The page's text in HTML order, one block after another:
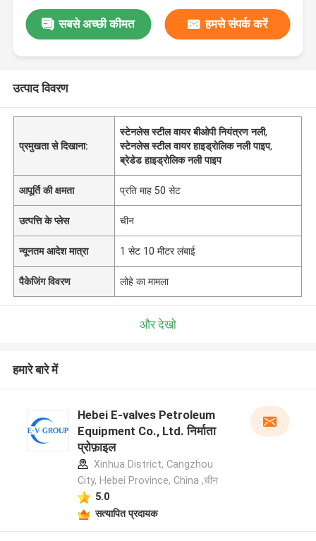
सबसे अच्छी कीमत हमसे संपर्क करें
उत्पाद विवरण
प्रमुखता से दिखाना:
स्टेनलेस स्टील वायर बीओपी नियंत्रण नली,
स्टेनलेस स्टील वायर हाइड्रोलिक नली पाइप,
ब्रेडेड हाइड्रोलिक नली पाइप
आपूर्ति की क्षमता प्रति माह 50 सेट
उत्पत्ति के प्लेस चीन
न्यूनतम आदेश मात्रा 1 सेट 10 मीटर लंबाई
पैकेजिंग विवरण लोहे का मामला
और देखो
हमारे बारे में
Hebei E-valves Petroleum
Equipment Co., Ltd. निर्माता
प्रोफ़ाइल
Xinhua District, Cangzhou
City, Hebei Province, China ,चीन
5.0
सत्यापित प्रदायक